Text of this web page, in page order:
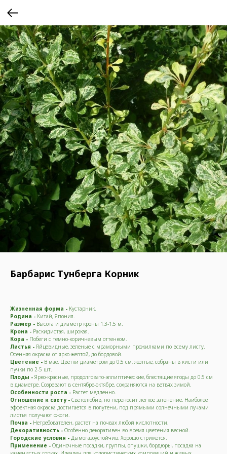
Барбарис Тунберга Корник
Жизненная форма - Кустарник.
Родина - Китай, Япония.
Размер - Высота и диаметр кроны 1.3-1.5 м.
Крона - Раскидистая, широкая.
Кора - Побеги с темно-коричневым оттенком.
Листья - Яйцевидные, зеленые с мраморными прожилками по всему листу.
Осенняя окраска от ярко-желтой, до бордовой.
Цветение - В мае. Цветки диаметром до 0.5 см, желтые, собраны в кисти или
пучки по 2-5 шт.
Плоды - Ярко-красные, продолговато-эллиптические, блестящие ягоды до 0.5 см
в диаметре. Созревают в сентябре-октябре, сохраняются на ветвях зимой.
Особенности роста - Растет медленно.
Отношение к свету - Светолюбив, но переносит легкое затенение. Наиболее
эффектная окраска достигается в полутени, под прямыми солнечными лучами
листья получают ожоги.
Почва - Нетребователен, растет на почвах любой кислотности.
Декоративность - Особенно декоративен во время цветения весной.
Городские условия - Дымогазоустойчив. Хорошо стрижется.
Применение - Одиночные посадки, группы, опушки, бордюры, посадка на